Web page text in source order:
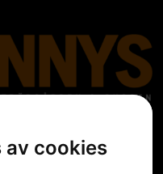
av cookies